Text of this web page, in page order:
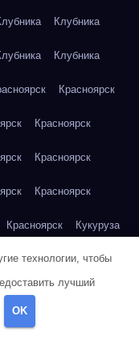
Клубника
Клубника
Красноярск
Красноярск
Красноярск
Красноярск
Красноярск Кукуруза
Кукуруза
Кукуруза
Куриная грудка
технологии, чтобы
лучший
OK